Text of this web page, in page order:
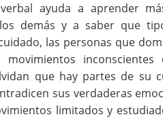
ayuda a aprender
demás y a saber que
las personas que
que hay partes de su
sus verdaderas
limitados y